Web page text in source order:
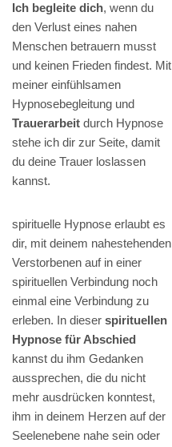
Ich begleite dich, wenn du
den Verlust eines nahen
Menschen betrauern musst
und keinen Frieden findest. Mit
meiner einfühlsamen
Hypnosebegleitung und
Trauerarbeit durch Hypnose
stehe ich dir zur Seite, damit
du deine Trauer loslassen
kannst.
spirituelle Hypnose erlaubt es
dir, mit deinem nahestehenden
Verstorbenen auf in einer
spirituellen Verbindung noch
einmal eine Verbindung zu
erleben. In dieser spirituellen
Hypnose für Abschied
kannst du ihm Gedanken
aussprechen, die du nicht
mehr ausdrücken konntest,
ihm in deinem Herzen auf der
Seelenebene nahe sein oder